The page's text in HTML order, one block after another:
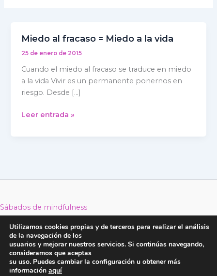
Miedo al fracaso = Miedo a la vida
25 de enero de 2015
Cuando el miedo al fracaso se traduce en miedo
a la vida Vivir es un permanente ponernos en
riesgo. Desde […]
Miedo
al
=
Miedo
a
vida
Leer entrada »
Sábados de mindfulness
Reducción Estrés MBSR
Mindfulness con Género Belén García Casado Todos los
derechos © 2026
Utilizamos cookies propias y de terceros para realizar el análisis
de la navegación de los
usuarios y mejorar nuestros servicios. Si continúas navegando,
consideramos que aceptas
su uso. Puedes cambiar la configuración u obtener más
información aquí